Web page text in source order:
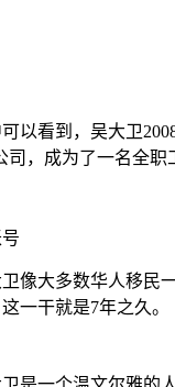
以看到，吴大卫
司，成为了一名全职
像大多数华人移民
一干就是7年之久。